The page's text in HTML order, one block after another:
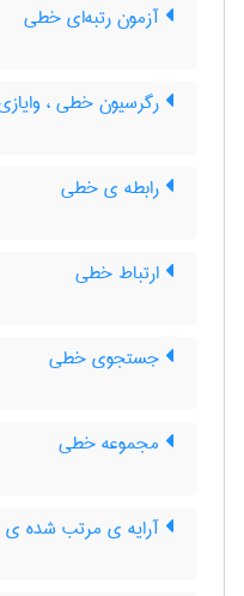
آزمون رتبه‌ای خطی
رگرسیون خطی ،
رابطه ی خطی
ارتباط خطی
جستجوی خطی
مجموعه خطی
آرایه ی مرتب شده